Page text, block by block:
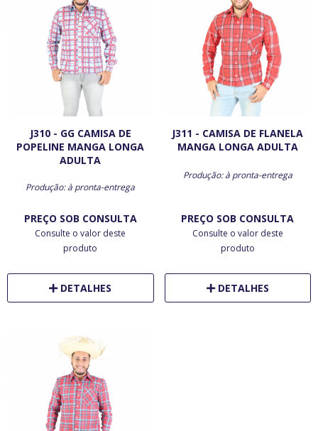
J310 - GG CAMISA DE
POPELINE MANGA LONGA
ADULTA
Produção: à pronta-entrega
PREÇO SOB CONSULTA
Consulte o valor deste
produto
DETALHES
J311 - CAMISA DE FLANELA
MANGA LONGA ADULTA
Produção: à pronta-entrega
PREÇO SOB CONSULTA
Consulte o valor deste
produto
DETALHES